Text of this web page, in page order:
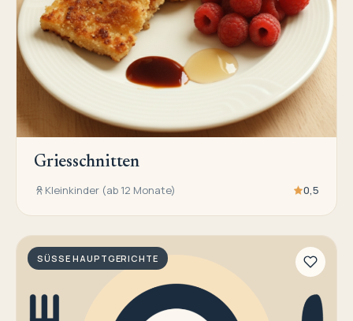
Griesschnitten
Kleinkinder (ab 12 Monate) 0,5
SÜSSE HAUPTGERICHTE